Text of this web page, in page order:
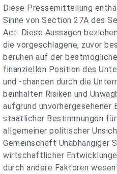
Diese Pressemitteilung
Sinne von Section 27A des
Act. Diese Aussagen
die vorgeschlagene, zuvor
beruhen auf der
finanziellen Position des
und -chancen durch die
beinhalten Risiken und
aufgrund
staatlicher Bestimmungen
allgemeiner politischer
Gemeinschaft Unabhängiger
wirtschaftlicher
durch andere Faktoren